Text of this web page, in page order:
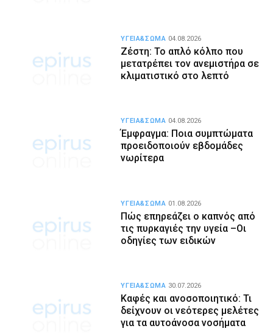
Ζέστη: Το απλό κόλπο που
μετατρέπει τον ανεμιστήρα σε
κλιματιστικό στο λεπτό
ΥΓΕΙΑ&ΣΩΜΑ 04.08.2026
Έμφραγμα: Ποια συμπτώματα
προειδοποιούν εβδομάδες
νωρίτερα
ΥΓΕΙΑ&ΣΩΜΑ 04.08.2026
Πώς επηρεάζει ο καπνός από
τις πυρκαγιές την υγεία –Οι
οδηγίες των ειδικών
ΥΓΕΙΑ&ΣΩΜΑ 01.08.2026
Καφές και ανοσοποιητικό: Τι
δείχνουν οι νεότερες μελέτες
για τα αυτοάνοσα νοσήματα
ΥΓΕΙΑ&ΣΩΜΑ 30.07.2026